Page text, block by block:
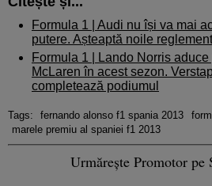
Formula 1 |
Audi nu își va mai
putere. Așteaptă noile
Formula 1 |
Lando Norris
McLaren în acest sezon.
completează podiumul
Tags: fernando alonso f1 spania 2013
marele premiu al spaniei f1 2013
Urmărește Promotor pe